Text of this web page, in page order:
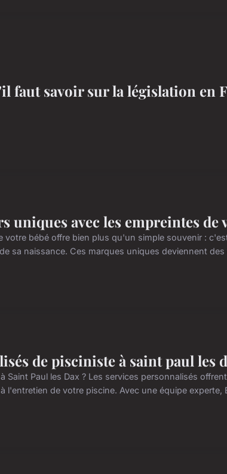
faut savoir sur la législation en
uniques avec les empreintes de
votre bébé offre bien plus qu'un simple souvenir :
sa naissance. Ces marques uniques deviennent des
de pisciniste à saint paul les
Saint Paul les Dax ? Les services personnalisés
l'entretien de votre piscine. Avec une équipe experte,